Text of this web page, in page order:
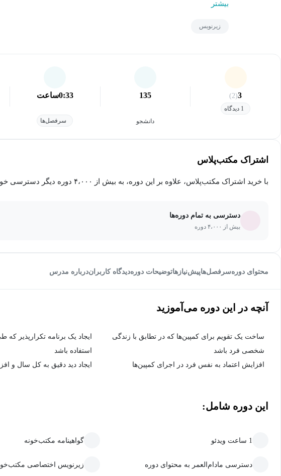
بیشتر
زیرنویس
3
(2)
1 دیدگاه
135
دانشجو
0:33ساعت
سرفصل‌ها
اشتراک مکتب‌پلاس
با خرید اشتراک مکتب‌پلاس، علاوه بر این دوره، به بیش از ۴،۰۰۰ دوره دیگر دسترسی خواهید داشت.
دسترسی به تمام دوره‌ها
بیش از ۴،۰۰۰ دوره
محتوای دورهسرفصل‌هاپیش‌نیاز‌هاتوضیحات دورهدیدگاه کاربراندرباره مدرس
آنچه در این دوره می‌آموزید
ساخت یک تقویم برای کمپین‌ها که در تطابق با زندگی
شخصی فرد باشد
ایجاد یک برنامه تکرارپذیر که
استفاده باشد
افزایش اعتماد به نفس فرد در اجرای کمپین‌ها
ایجاد دید دقیق به کل سال و
این دوره شامل:
1 ساعت ویدئو گواهینامه مکتب‌خونه
دسترسی مادام‌العمر به محتوای دوره زیرنویس اختصاصی